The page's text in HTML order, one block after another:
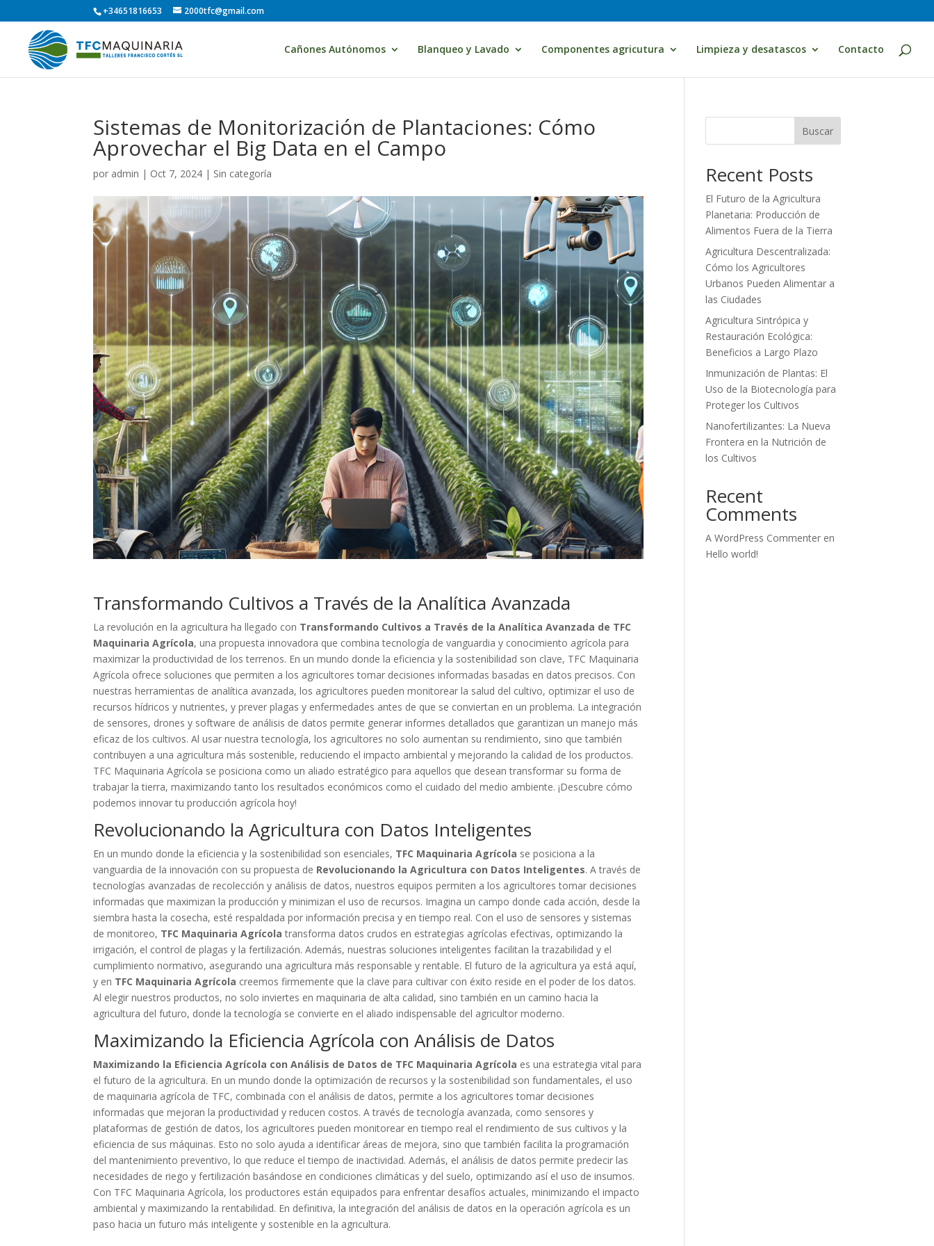
+34651816653 2000tfc@gmail.com
Cañones Autónomos Blanqueo y Lavado Componentes agricutura Limpieza y desatascos Contacto
Sistemas de Monitorización de Plantaciones: Cómo
Aprovechar el Big Data en el Campo
por admin | Oct 7, 2024 | Sin categoría
Transformando Cultivos a Través de la Analítica Avanzada
La revolución en la agricultura ha llegado con Transformando Cultivos a Través de la Analítica Avanzada de TFC
Maquinaria Agrícola, una propuesta innovadora que combina tecnología de vanguardia y conocimiento agrícola para
maximizar la productividad de los terrenos. En un mundo donde la eficiencia y la sostenibilidad son clave, TFC Maquinaria
Agrícola ofrece soluciones que permiten a los agricultores tomar decisiones informadas basadas en datos precisos. Con
nuestras herramientas de analítica avanzada, los agricultores pueden monitorear la salud del cultivo, optimizar el uso de
recursos hídricos y nutrientes, y prever plagas y enfermedades antes de que se conviertan en un problema. La integración
de sensores, drones y software de análisis de datos permite generar informes detallados que garantizan un manejo más
eficaz de los cultivos. Al usar nuestra tecnología, los agricultores no solo aumentan su rendimiento, sino que también
contribuyen a una agricultura más sostenible, reduciendo el impacto ambiental y mejorando la calidad de los productos.
TFC Maquinaria Agrícola se posiciona como un aliado estratégico para aquellos que desean transformar su forma de
trabajar la tierra, maximizando tanto los resultados económicos como el cuidado del medio ambiente. ¡Descubre cómo
podemos innovar tu producción agrícola hoy!
Revolucionando la Agricultura con Datos Inteligentes
En un mundo donde la eficiencia y la sostenibilidad son esenciales, TFC Maquinaria Agrícola se posiciona a la
vanguardia de la innovación con su propuesta de Revolucionando la Agricultura con Datos Inteligentes. A través de
tecnologías avanzadas de recolección y análisis de datos, nuestros equipos permiten a los agricultores tomar decisiones
informadas que maximizan la producción y minimizan el uso de recursos. Imagina un campo donde cada acción, desde la
siembra hasta la cosecha, esté respaldada por información precisa y en tiempo real. Con el uso de sensores y sistemas
de monitoreo, TFC Maquinaria Agrícola transforma datos crudos en estrategias agrícolas efectivas, optimizando la
irrigación, el control de plagas y la fertilización. Además, nuestras soluciones inteligentes facilitan la trazabilidad y el
cumplimiento normativo, asegurando una agricultura más responsable y rentable. El futuro de la agricultura ya está aquí,
y en TFC Maquinaria Agrícola creemos firmemente que la clave para cultivar con éxito reside en el poder de los datos.
Al elegir nuestros productos, no solo inviertes en maquinaria de alta calidad, sino también en un camino hacia la
agricultura del futuro, donde la tecnología se convierte en el aliado indispensable del agricultor moderno.
Maximizando la Eficiencia Agrícola con Análisis de Datos
Maximizando la Eficiencia Agrícola con Análisis de Datos de TFC Maquinaria Agrícola es una estrategia vital para
el futuro de la agricultura. En un mundo donde la optimización de recursos y la sostenibilidad son fundamentales, el uso
de maquinaria agrícola de TFC, combinada con el análisis de datos, permite a los agricultores tomar decisiones
informadas que mejoran la productividad y reducen costos. A través de tecnología avanzada, como sensores y
plataformas de gestión de datos, los agricultores pueden monitorear en tiempo real el rendimiento de sus cultivos y la
eficiencia de sus máquinas. Esto no solo ayuda a identificar áreas de mejora, sino que también facilita la programación
del mantenimiento preventivo, lo que reduce el tiempo de inactividad. Además, el análisis de datos permite predecir las
necesidades de riego y fertilización basándose en condiciones climáticas y del suelo, optimizando así el uso de insumos.
Con TFC Maquinaria Agrícola, los productores están equipados para enfrentar desafíos actuales, minimizando el impacto
ambiental y maximizando la rentabilidad. En definitiva, la integración del análisis de datos en la operación agrícola es un
paso hacia un futuro más inteligente y sostenible en la agricultura.
Buscar
Recent Posts
El Futuro de la Agricultura
Planetaria: Producción de
Alimentos Fuera de la Tierra
Agricultura Descentralizada:
Cómo los Agricultores
Urbanos Pueden Alimentar a
las Ciudades
Agricultura Sintrópica y
Restauración Ecológica:
Beneficios a Largo Plazo
Inmunización de Plantas: El
Uso de la Biotecnología para
Proteger los Cultivos
Nanofertilizantes: La Nueva
Frontera en la Nutrición de
los Cultivos
Recent
Comments
A WordPress Commenter en
Hello world!